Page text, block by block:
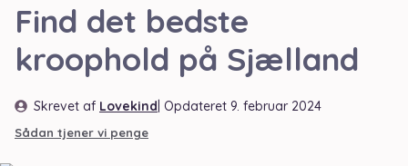
Find det bedste
kroophold på Sjælland
Skrevet af Lovekind | Opdateret 9. februar 2024
Sådan tjener vi penge